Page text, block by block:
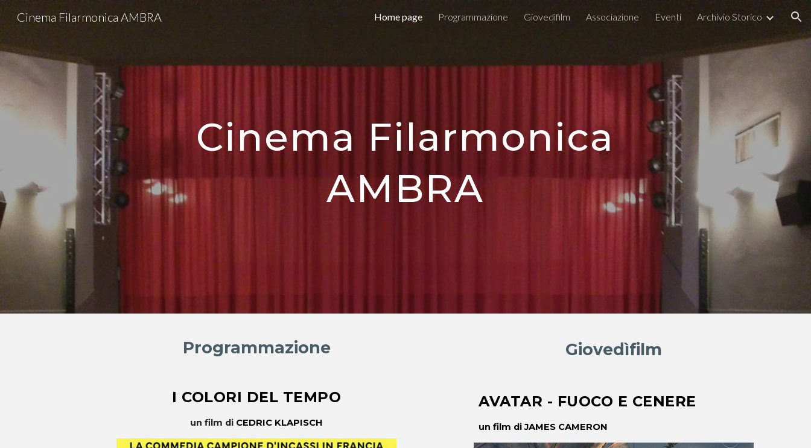
Skip to navigation
Cinema Filarmonica AMBRA Home page Programmazione Giovedìfilm Associazione Eventi Archivio Storico
Cinema Filarmonica
AMBRA
Programmazione
I COLORI DEL TEMPO
un film di CEDRIC KLAPISCH
Giovedìfilm
AVATAR - FUOCO E CENERE
un film di JAMES CAMERON